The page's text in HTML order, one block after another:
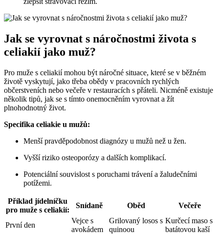
Jak se vyrovnat s náročnostmi života s
celiakií jako muž?
Pro muže s celiakií mohou být náročné situace, které se v běžném
životě vyskytují, jako třeba obědy v pracovních rychlých
občerstveních nebo večeře v restauracích s přáteli. Nicméně existuje
několik tipů, jak se s tímto onemocněním vyrovnat a žít
plnohodnotný život.
Specifika celiakie u mužů:
Menší pravděpodobnost diagnózy u mužů než u žen.
Vyšší riziko osteoporózy a dalších komplikací.
Potenciální souvislost s poruchami trávení a žaludečními
potížemi.
Příklad jídelníčku
pro muže s celiakií:
Snídaně Oběd Večeře
První den
Vejce s
avokádem
Grilovaný losos s
quinoou
Kurčecí maso s
batátovou kaší